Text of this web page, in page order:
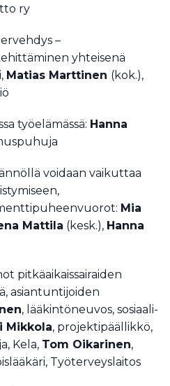
ry
–
yhteisenä
Matias Marttinen (kok.),
työelämässä: Hanna
voidaan vaikuttaa
Mia
Mattila (kesk.), Hanna
pitkäaikaissairaiden
asiantuntijoiden
, lääkintöneuvos, sosiaali-
Mikkola, projektipäällikkö,
Kela, Tom Oikarinen,
Työterveyslaitos